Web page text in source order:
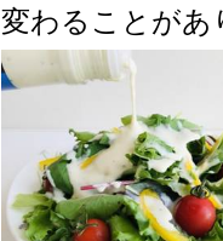
変わることがあ